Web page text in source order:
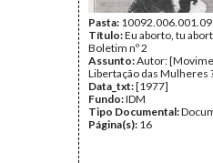
Pasta:
Título:Eu aborto, tu
Boletim nº 2
Assunto:Autor:
Libertação das Mulheres
Data_txt:[1977]
Fundo:IDM
Tipo Documental:
Página(s): 16